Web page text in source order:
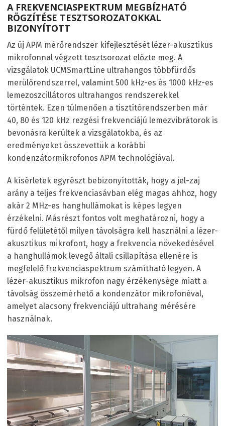
A FREKVENCIASPEKTRUM MEGBÍZHATÓ
RÖGZÍTÉSE TESZTSOROZATOKKAL
BIZONYÍTOTT
Az új APM mérőrendszer kifejlesztését lézer-akusztikus
mikrofonnal végzett tesztsorozat előzte meg. A
vizsgálatok UCMSmartLine ultrahangos többfürdős
merülőrendszerrel, valamint 500 kHz-es és 1000 kHz-es
lemezoszcillátoros ultrahangos rendszerekkel
történtek. Ezen túlmenően a tisztítórendszerben már
40, 80 és 120 kHz rezgési frekvenciájú lemezvibrátorok is
bevonásra kerültek a vizsgálatokba, és az
eredményeket összevettük a korábbi
kondenzátormikrofonos APM technológiával.
A kísérletek egyrészt bebizonyították, hogy a jel-zaj
arány a teljes frekvenciasávban elég magas ahhoz, hogy
akár 2 MHz-es hanghullámokat is képes legyen
érzékelni. Másrészt fontos volt meghatározni, hogy a
fürdő felületétől milyen távolságra kell használni a lézer-
akusztikus mikrofont, hogy a frekvencia növekedésével
a hanghullámok levegő általi csillapítása ellenére is
megfelelő frekvenciaspektrum számítható legyen. A
lézer-akusztikus mikrofon nagy érzékenysége miatt a
távolság összemérhető a kondenzátor mikrofonéval,
amelyet alacsony frekvenciájú ultrahang mérésére
használnak.